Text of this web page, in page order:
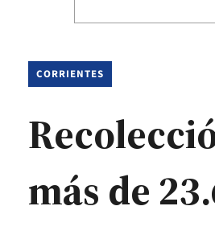
CORRIENTES
más de